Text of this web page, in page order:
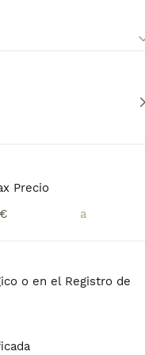
Precio
€
o en el Registro de
amistosa y leal.
venta.
guarda tu
de Perro De